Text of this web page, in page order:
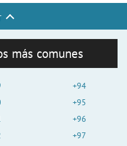
más comunes
+94
+95
+96
+97